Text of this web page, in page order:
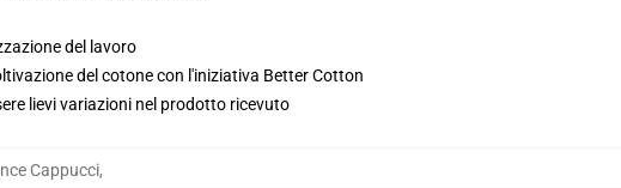
del lavoro
del cotone con l'iniziativa Better Cotton
lievi variazioni nel prodotto ricevuto
Cappucci,